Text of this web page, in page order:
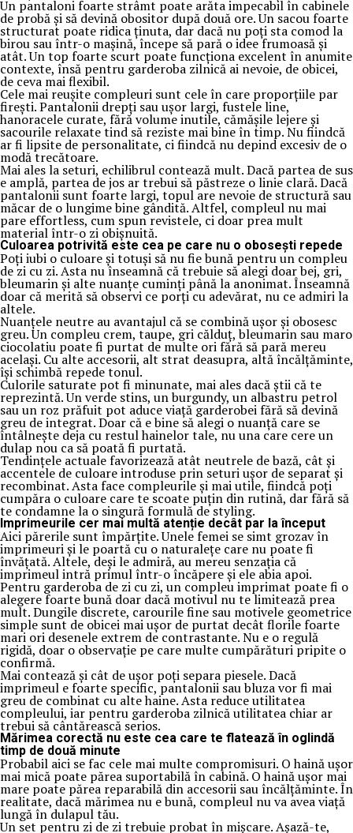
Un pantaloni foarte strâmt poate arăta impecabil în cabinele
de probă și să devină obositor după două ore. Un sacou foarte
structurat poate ridica ținuta, dar dacă nu poți sta comod la
birou sau într-o mașină, începe să pară o idee frumoasă și
atât. Un top foarte scurt poate funcționa excelent în anumite
contexte, însă pentru garderoba zilnică ai nevoie, de obicei,
de ceva mai flexibil.
Cele mai reușite compleuri sunt cele în care proporțiile par
firești. Pantalonii drepți sau ușor largi, fustele line,
hanoracele curate, fără volume inutile, cămășile lejere și
sacourile relaxate tind să reziste mai bine în timp. Nu fiindcă
ar fi lipsite de personalitate, ci fiindcă nu depind excesiv de o
modă trecătoare.
Mai ales la seturi, echilibrul contează mult. Dacă partea de sus
e amplă, partea de jos ar trebui să păstreze o linie clară. Dacă
pantalonii sunt foarte largi, topul are nevoie de structură sau
măcar de o lungime bine gândită. Altfel, compleul nu mai
pare effortless, cum spun revistele, ci doar prea mult
material într-o zi obișnuită.
Culoarea potrivită este cea pe care nu o obosești repede
Poți iubi o culoare și totuși să nu fie bună pentru un compleu
de zi cu zi. Asta nu înseamnă că trebuie să alegi doar bej, gri,
bleumarin și alte nuanțe cuminți până la anonimat. Înseamnă
doar că merită să observi ce porți cu adevărat, nu ce admiri la
altele.
Nuanțele neutre au avantajul că se combină ușor și obosesc
greu. Un compleu crem, taupe, gri călduț, bleumarin sau maro
ciocolatiu poate fi purtat de multe ori fără să pară mereu
același. Cu alte accesorii, alt strat deasupra, altă încălțăminte,
își schimbă repede tonul.
Culorile saturate pot fi minunate, mai ales dacă știi că te
reprezintă. Un verde stins, un burgundy, un albastru petrol
sau un roz prăfuit pot aduce viață garderobei fără să devină
greu de integrat. Doar că e bine să alegi o nuanță care se
întâlnește deja cu restul hainelor tale, nu una care cere un
dulap nou ca să poată fi purtată.
Tendințele actuale favorizează atât neutrele de bază, cât și
accentele de culoare introduse prin seturi ușor de separat și
recombinat. Asta face compleurile și mai utile, fiindcă poți
cumpăra o culoare care te scoate puțin din rutină, dar fără să
te condamne la o singură formulă de styling.
Imprimeurile cer mai multă atenție decât par la început
Aici părerile sunt împărțite. Unele femei se simt grozav în
imprimeuri și le poartă cu o naturalețe care nu poate fi
învățată. Altele, deși le admiră, au mereu senzația că
imprimeul intră primul într-o încăpere și ele abia apoi.
Pentru garderoba de zi cu zi, un compleu imprimat poate fi o
alegere foarte bună doar dacă motivul nu te limitează prea
mult. Dungile discrete, carourile fine sau motivele geometrice
simple sunt de obicei mai ușor de purtat decât florile foarte
mari ori desenele extrem de contrastante. Nu e o regulă
rigidă, doar o observație pe care multe cumpărături pripite o
confirmă.
Mai contează și cât de ușor poți separa piesele. Dacă
imprimeul e foarte specific, pantalonii sau bluza vor fi mai
greu de combinat cu alte haine. Asta reduce utilitatea
compleului, iar pentru garderoba zilnică utilitatea chiar ar
trebui să cântărească serios.
Mărimea corectă nu este cea care te flatează în oglindă
timp de două minute
Probabil aici se fac cele mai multe compromisuri. O haină ușor
mai mică poate părea suportabilă în cabină. O haină ușor mai
mare poate părea reparabilă din accesorii sau încălțăminte. În
realitate, dacă mărimea nu e bună, compleul nu va avea viață
lungă în dulapul tău.
Un set pentru zi de zi trebuie probat în mișcare. Așază-te,